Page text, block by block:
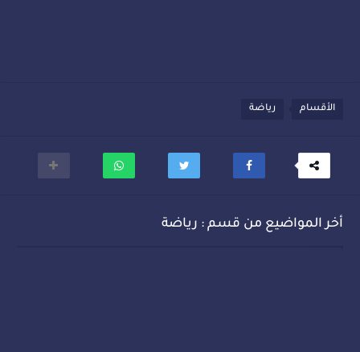
الأقسام رياضة
أخر المواضيع من قسم : رياضة